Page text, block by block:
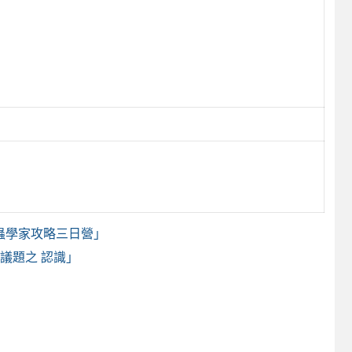
家攻略三日營」
題之 認識」